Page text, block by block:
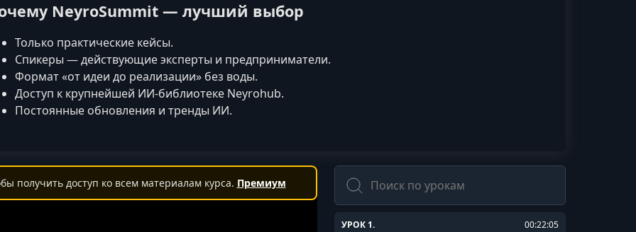
NeyroSummit — лучший выбор
Только практические кейсы.
Спикеры — действующие эксперты и предприниматели.
Формат «от идеи до реализации» без воды.
Доступ к крупнейшей ИИ-библиотеке Neyrohub.
Постоянные обновления и тренды ИИ.
получить доступ ко всем материалам курса. Премиум
Поиск
УРОК 1. 00:22:05